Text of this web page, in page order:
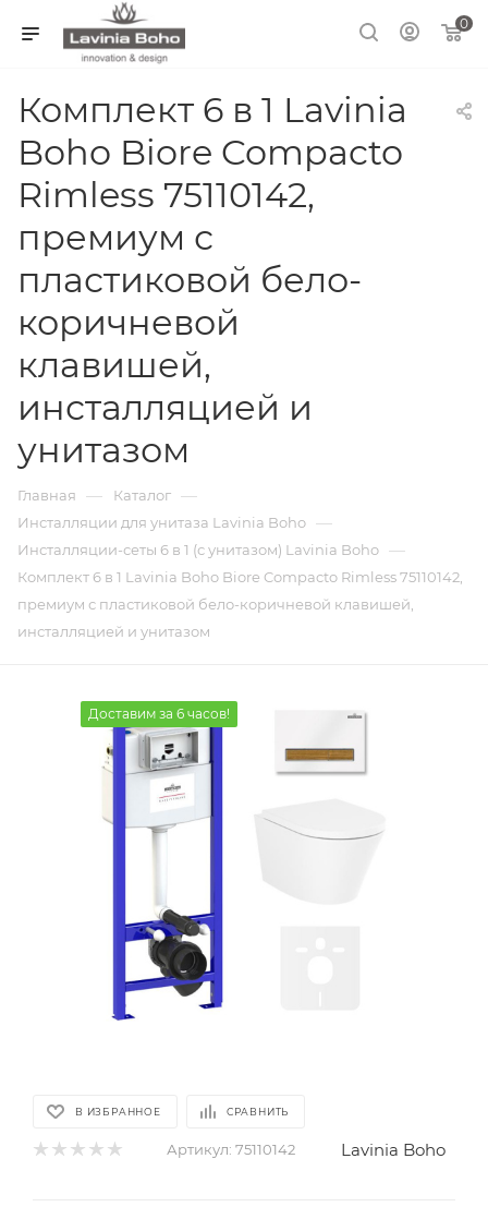
0
Комплект 6 в 1 Lavinia
Boho Biore Compacto
Rimless 75110142,
премиум с
пластиковой бело-
коричневой
клавишей,
инсталляцией и
унитазом
Главная — Каталог —
Инсталляции для унитаза Lavinia Boho —
Инсталляции-сеты 6 в 1 (с унитазом) Lavinia Boho —
Комплект 6 в 1 Lavinia Boho Biore Compacto Rimless 75110142,
премиум с пластиковой бело-коричневой клавишей,
инсталляцией и унитазом
Доставим за 6 часов!
В ИЗБРАННОЕ СРАВНИТЬ
Артикул: 75110142 Lavinia Boho